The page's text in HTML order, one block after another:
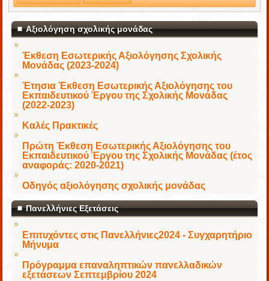
Αξιολόγηση σχολικής μονάδας
Έκθεση Εσωτερικής Αξιολόγησης Σχολικής
Μονάδας (2023-2024)
Έτησια Έκθεση Εσωτερικής Αξιολόγησης του
Εκπαιδευτικού Έργου της Σχολικής Μονάδας
(2022-2023)
Καλές Πρακτικές
Πρώτη Έκθεση Εσωτερικής Αξιολόγησης του
Εκπαιδευτικού Έργου της Σχολικής Μονάδας (έτος
αναφοράς: 2020-2021)
Οδηγός αξιολόγησης σχολικής μονάδας
Πανελλήνιες Εξετάσεις
Επιτυχόντες στις Πανελλήνιες2024 - Συγχαρητήριο
Μήνυμα
Πρόγραμμα επαναληπτικών πανελλαδικών
εξετάσεων Σεπτεμβρίου 2024